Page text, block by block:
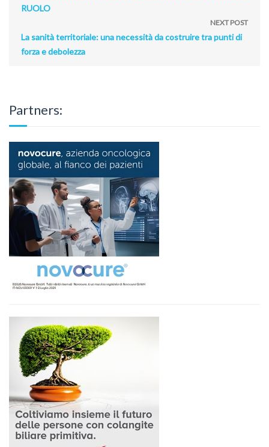
RUOLO
NEXT POST
La sanità territoriale: una necessità da costruire tra punti di
forza e debolezza
Partners: